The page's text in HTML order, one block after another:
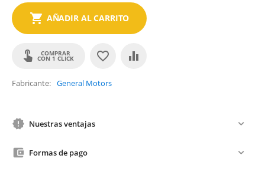
AÑADIR AL CARRITO
COMPRAR
CON 1 CLICK
Fabricante General Motors
Nuestras ventajas
Formas de pago